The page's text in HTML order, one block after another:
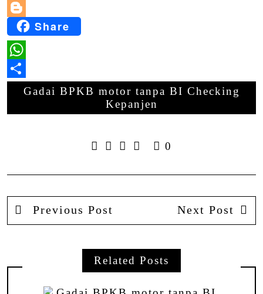
LinkedIn
BloggerShare
WhatsApp
Share
Gadai BPKB motor tanpa BI Checking
Kepanjen
0
Previous Post Next Post
Related Posts